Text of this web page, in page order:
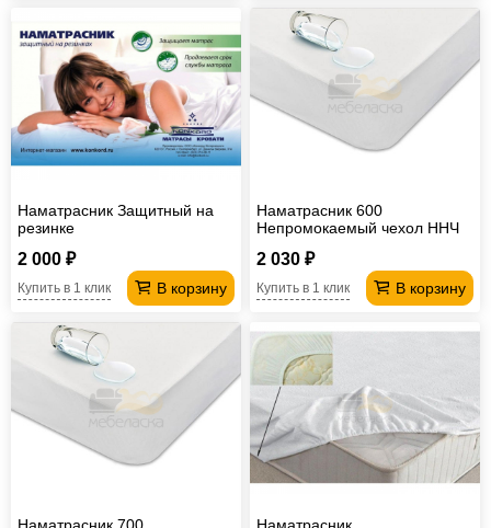
Наматрасник Защитный на
резинке
2 000 ₽
В корзину
Купить в 1 клик
Наматрасник 600
Непромокаемый чехол ННЧ
2 030 ₽
В корзину
Купить в 1 клик
Наматрасник 700
Наматрасник